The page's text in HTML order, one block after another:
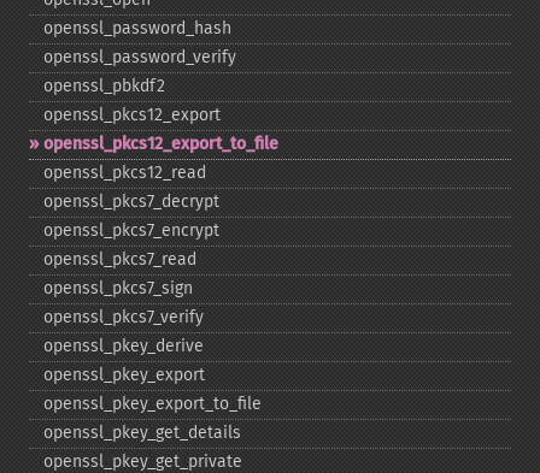
openssl_​password_​hash
openssl_​password_​verify
openssl_​pbkdf2
openssl_​pkcs12_​export
openssl_​pkcs12_​export_​to_​file
openssl_​pkcs12_​read
openssl_​pkcs7_​decrypt
openssl_​pkcs7_​encrypt
openssl_​pkcs7_​read
openssl_​pkcs7_​sign
openssl_​pkcs7_​verify
openssl_​pkey_​derive
openssl_​pkey_​export
openssl_​pkey_​export_​to_​file
openssl_​pkey_​get_​details
openssl_​pkey_​get_​private